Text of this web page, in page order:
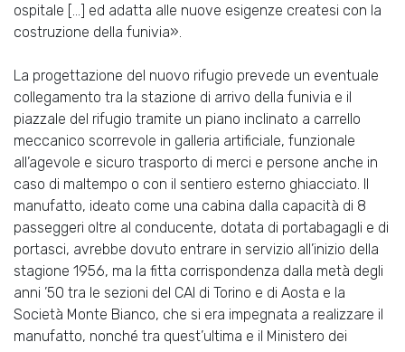
ospitale […] ed adatta alle nuove esigenze createsi con la
costruzione della funivia».
La progettazione del nuovo rifugio prevede un eventuale
collegamento tra la stazione di arrivo della funivia e il
piazzale del rifugio tramite un piano inclinato a carrello
meccanico scorrevole in galleria artificiale, funzionale
all’agevole e sicuro trasporto di merci e persone anche in
caso di maltempo o con il sentiero esterno ghiacciato. Il
manufatto, ideato come una cabina dalla capacità di 8
passeggeri oltre al conducente, dotata di portabagagli e di
portasci, avrebbe dovuto entrare in servizio all’inizio della
stagione 1956, ma la fitta corrispondenza dalla metà degli
anni ’50 tra le sezioni del CAI di Torino e di Aosta e la
Società Monte Bianco, che si era impegnata a realizzare il
manufatto, nonché tra quest’ultima e il Ministero dei